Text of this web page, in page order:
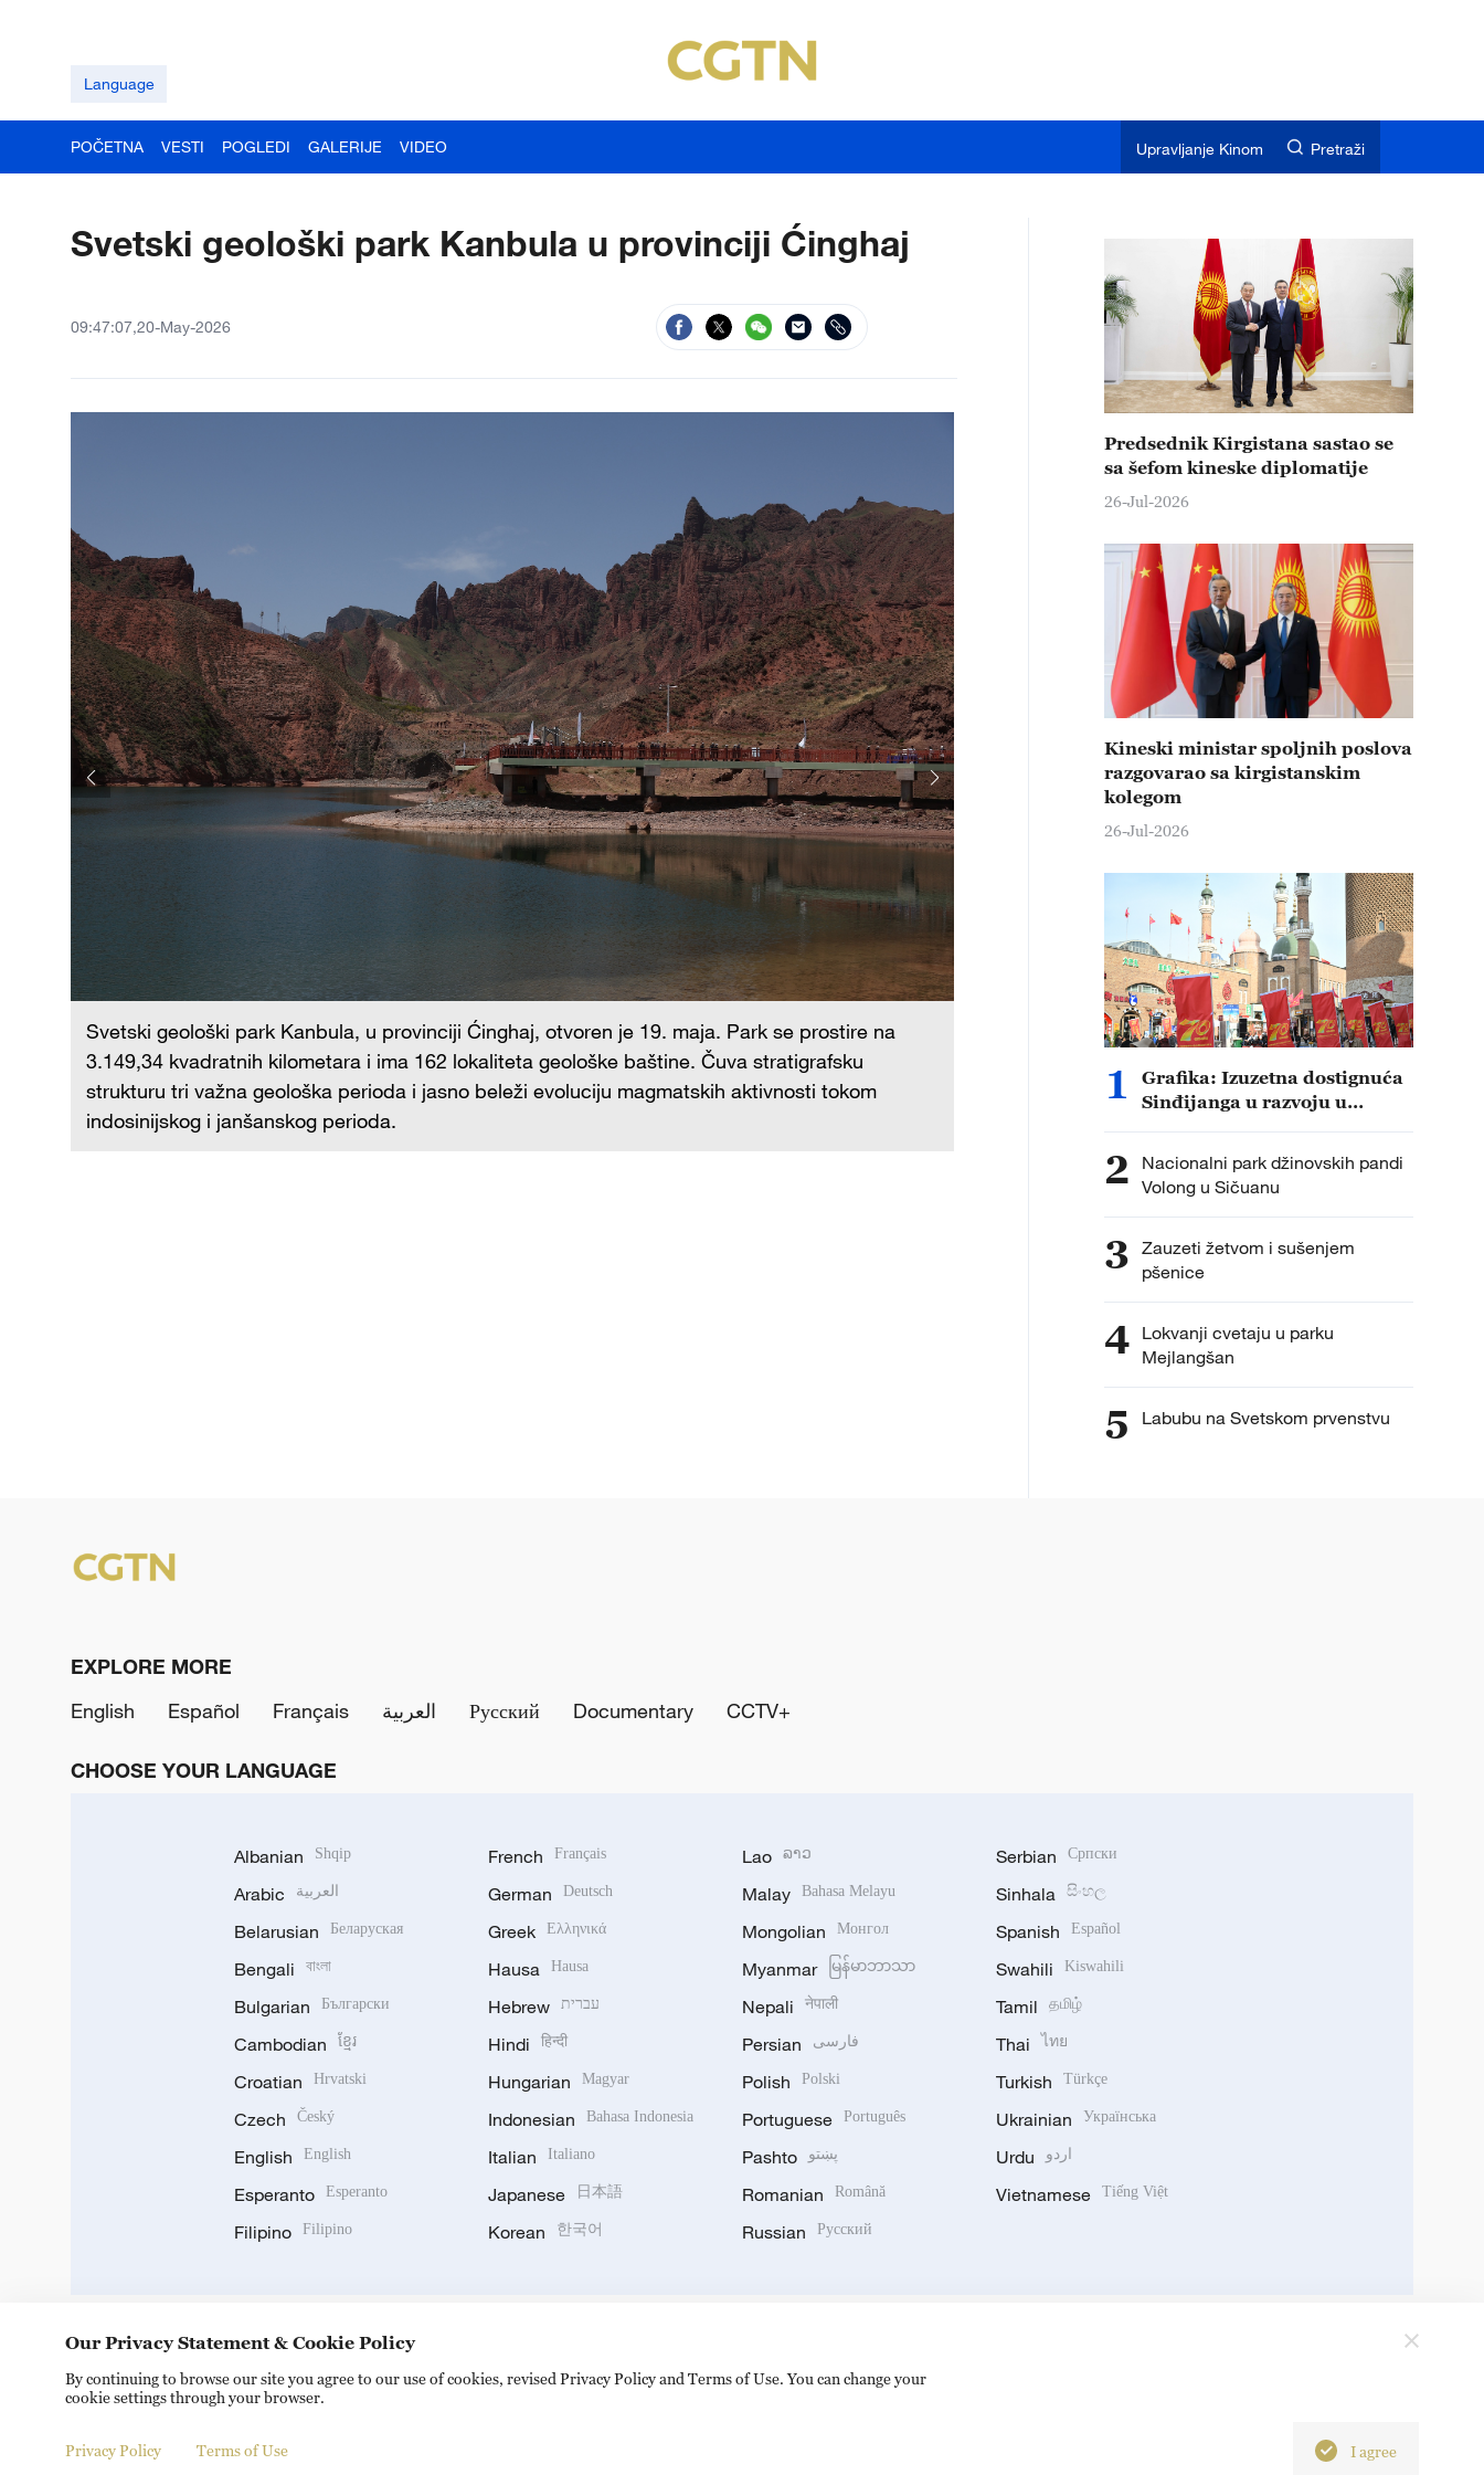
Language
POČETNA VESTI POGLEDI GALERIJE VIDEO Upravljanje Kinom Pretraži
Svetski geološki park Kanbula u provinciji Ćinghaj
09:47:07,20-May-2026
Svetski geološki park Kanbula, u provinciji Ćinghaj, otvoren je 19. maja. Park se prostire na
3.149,34 kvadratnih kilometara i ima 162 lokaliteta geološke baštine. Čuva stratigrafsku
strukturu tri važna geološka perioda i jasno beleži evoluciju magmatskih aktivnosti tokom
indosinijskog i janšanskog perioda.
Svetski geološki park Kanbula, u provinciji Ćinghaj,
strukturu tri važna geološka perioda i jasno beleži
Predsednik Kirgistana sastao se
sa šefom kineske diplomatije
26-Jul-2026
Kineski ministar spoljnih poslova
razgovarao sa kirgistanskim
kolegom
26-Jul-2026
1
Grafika: Izuzetna dostignuća
Sinđijanga u razvoju u
2
Nacionalni park džinovskih pandi
Volong u Sičuanu
3 Zauzeti žetvom i sušenjem
pšenice
4 Lokvanji cvetaju u parku
Mejlangšan
5 Labubu na Svetskom prvenstvu
EXPLORE MORE
English
Español Français العربية Русский Documentary CCTV+
CHOOSE YOUR LANGUAGE
Albanian Shqip
Arabic العربية
Belarusian Беларуская
Bengali বাংলা
Bulgarian Български
Cambodian ខ្មែរ
Croatian Hrvatski
Czech Český
English English
Esperanto Esperanto
Filipino Filipino
French Français
German Deutsch
Greek Ελληνικά
Hausa Hausa
Hebrew עברית
Hindi हिन्दी
Hungarian Magyar
Indonesian Bahasa Indonesia
Italian Italiano
Japanese 日本語
Korean 한국어
Lao ລາວ
Malay Bahasa Melayu
Mongolian Монгол
Myanmar မြန်မာဘာသာ
Nepali नेपाली
Persian فارسی
Polish Polski
Portuguese Português
Pashto پښتو
Romanian Română
Russian Русский
Serbian Српски
Sinhala සිංහල
Spanish Español
Swahili Kiswahili
Tamil தமிழ்
Thai ไทย
Turkish Türkçe
Ukrainian Українська
Urdu اردو
Vietnamese Tiếng Việt
DOWNLOAD OUR APP
Our Privacy Statement & Cookie Policy
By continuing to browse our site you agree to our use of cookies, revised Privacy Policy and Terms of Use. You can change your
cookie settings through your browser.
Privacy Policy Terms of Use I agree